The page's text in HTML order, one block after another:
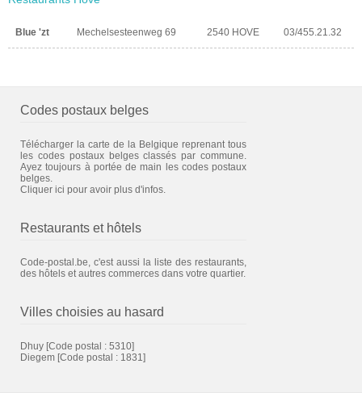
Blue 'zt Mechelsesteenweg 69 2540 HOVE 03/455.21.32
Codes postaux belges
Télécharger la carte de la Belgique reprenant tous
les codes postaux belges classés par commune.
Ayez toujours à portée de main les codes postaux
belges.
Cliquer ici pour avoir plus d'infos.
Restaurants et hôtels
Code-postal.be, c'est aussi la liste des restaurants,
des hôtels et autres commerces dans votre quartier.
Villes choisies au hasard
Dhuy [Code postal : 5310]
Diegem [Code postal : 1831]